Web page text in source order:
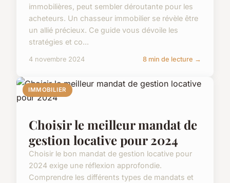
immobilières, peut sembler déroutante pour les
acheteurs. Un chasseur immobilier se révèle être
un allié précieux. Ce guide vous dévoile les
stratégies et co...
4 novembre 2024 8 min de lecture →
IMMOBILIER
Choisir le meilleur mandat de
gestion locative pour 2024
Choisir le bon mandat de gestion locative pour
2024 exige une réflexion approfondie.
Comprendre les différents types de mandats et